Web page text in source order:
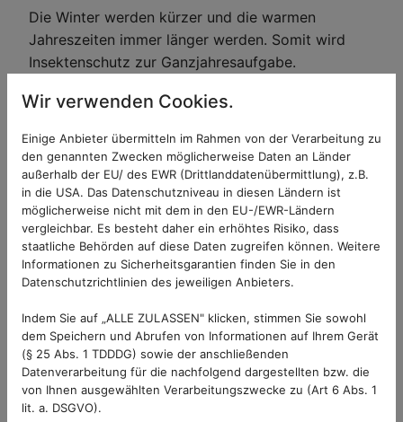
Die Winter werden kürzer und die warmen
Jahreszeiten immer länger werden. Somit wird
Insektenschutz zur Ganzjahresaufgabe.
Jahr problemlos hängen bleiben. Falls an kalten
benötigt wird und man mehr Licht im Inneren
haben möchte, kann das Plissee ganz leicht in den
Rahmen geschoben werden. Durch bewährte
Haltersysteme und fixierte Eckwinkel sind die
Rahmenkonstruktionen samt Laufschiene sehr
robust und stabil. Da die Laufschiene sehr flach
ist, ist die Barrierefreiheit immer noch
Wandfarbe in verschiedenen Farben erhältlich.
Plissees gehen immer
Wir verwenden Cookies.
Einige Anbieter übermitteln im Rahmen von der Verarbeitung zu
den genannten Zwecken möglicherweise Daten an Länder
außerhalb der EU/ des EWR (Drittlanddatenübermittlung), z.B.
in die USA. Das Datenschutzniveau in diesen Ländern ist
möglicherweise nicht mit dem in den EU-/EWR-Ländern
vergleichbar. Es besteht daher ein erhöhtes Risiko, dass
staatliche Behörden auf diese Daten zugreifen können. Weitere
Informationen zu Sicherheitsgarantien finden Sie in den
Datenschutzrichtlinien des jeweiligen Anbieters.
Indem Sie auf „ALLE ZULASSEN" klicken, stimmen Sie sowohl
dem Speichern und Abrufen von Informationen auf Ihrem Gerät
(§ 25 Abs. 1 TDDDG) sowie der anschließenden
Datenverarbeitung für die nachfolgend dargestellten bzw. die
von Ihnen ausgewählten Verarbeitungszwecke zu (Art 6 Abs. 1
lit. a. DSGVO).